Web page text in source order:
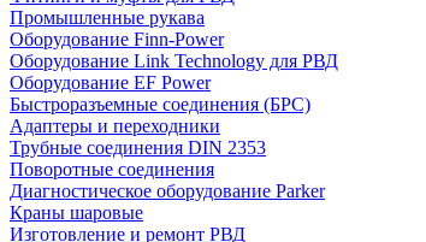
Промышленные рукава
Оборудование Finn-Power
Оборудование Link Technology для РВД
Оборудование EF Power
Быстроразъемные соединения (БРС)
Адаптеры и переходники
Трубные соединения DIN 2353
Поворотные соединения
Диагностическое оборудование Parker
Краны шаровые
Изготовление и ремонт РВД